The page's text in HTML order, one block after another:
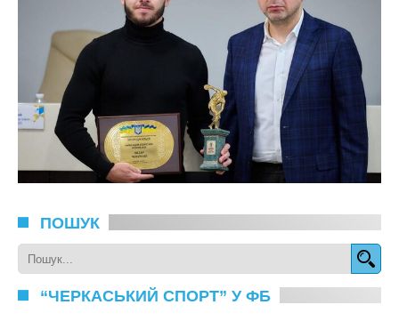
ПОШУК
“ЧЕРКАСЬКИЙ СПОРТ” У ФБ